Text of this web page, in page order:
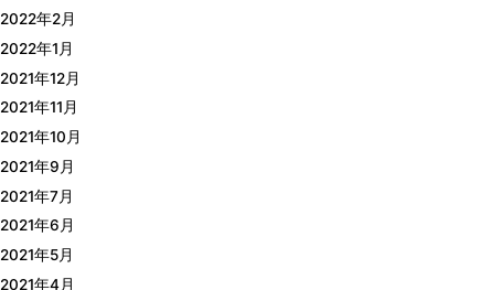
2022年2月
2022年1月
2021年12月
2021年11月
2021年10月
2021年9月
2021年7月
2021年6月
2021年5月
2021年4月